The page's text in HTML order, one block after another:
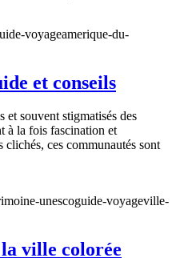
voyageamerique-du-
et conseils
et souvent stigmatisés des
à la fois fascination et
clichés, ces communautés sont
unescoguide-voyageville-
ville colorée